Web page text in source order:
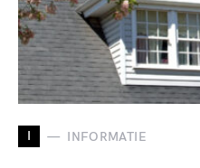
I INFORMATIE